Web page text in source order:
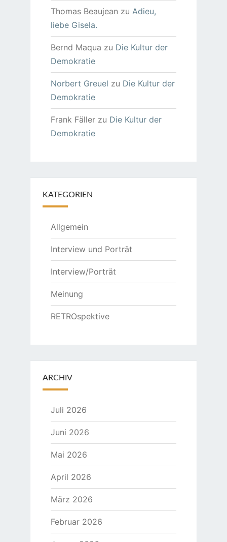
Thomas Beaujean zu Adieu,
liebe Gisela.
Bernd Maqua zu Die Kultur der
Demokratie
Norbert Greuel zu Die Kultur der
Demokratie
Frank Fällerzu Die Kultur der
Demokratie
KATEGORIEN
Allgemein
Interview und Porträt
Interview/Porträt
Meinung
RETROspektive
ARCHIV
Juli 2026
Juni 2026
Mai 2026
April 2026
März 2026
Februar 2026